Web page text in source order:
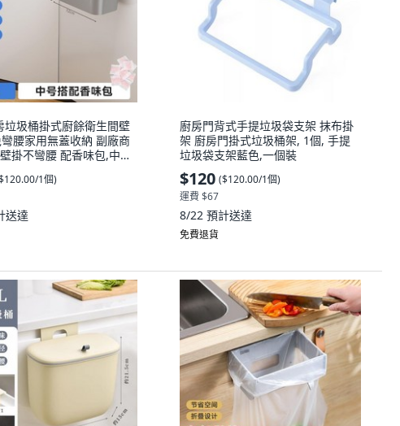
垃圾桶掛式廚餘衛生間壁
腰家用無蓋收納 副廠商
掛不彎腰 配香味包,中號
1個
1個)
送達
廚房門背式手提垃圾袋支架 抹布掛
架 廚房門掛式垃圾桶架, 1個, 手提
垃圾袋支架藍色,一個裝
$120 ($120.00/1個)
運費 $67
8/22 預計送達
免費退貨